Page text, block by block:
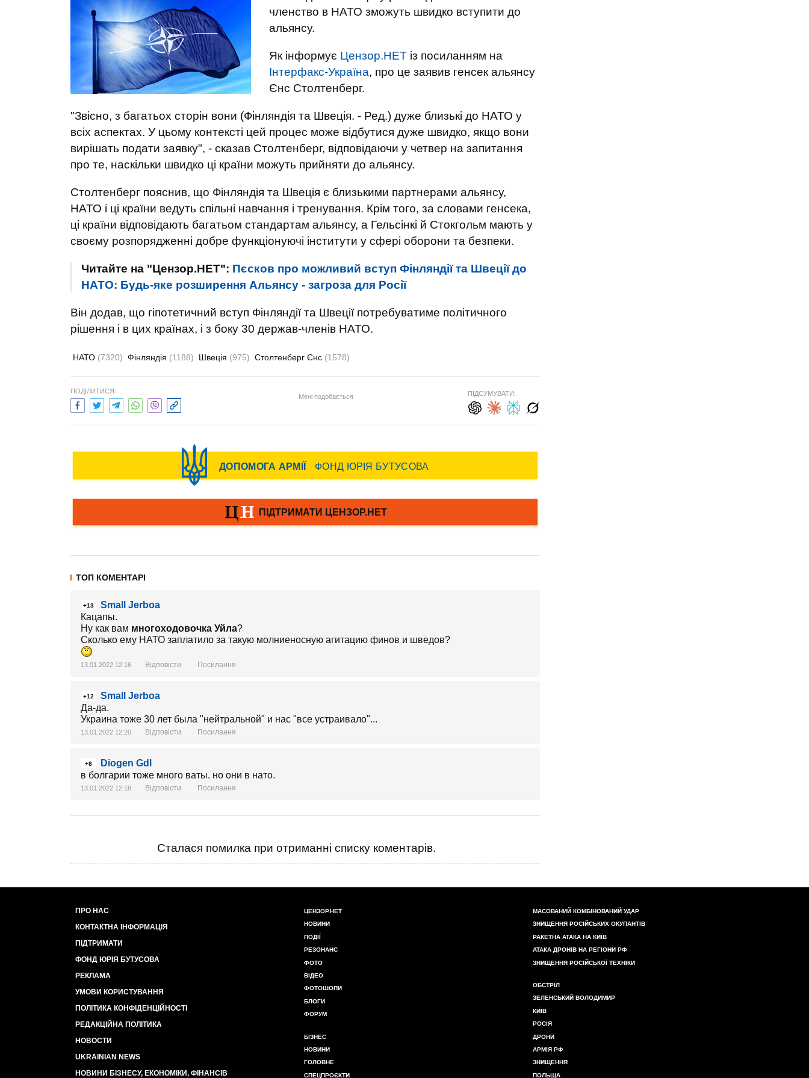
членство в НАТО зможуть швидко вступити до
альянсу.
Як інформує Цензор.НЕТ із посиланням на
Інтерфакс-Україна, про це заявив генсек альянсу
Єнс Столтенберг.
"Звісно, з багатьох сторін вони (Фінляндія та Швеція. - Ред.) дуже близькі до НАТО у
всіх аспектах. У цьому контексті цей процес може відбутися дуже швидко, якщо вони
вирішать подати заявку", - сказав Столтенберг, відповідаючи у четвер на запитання
про те, наскільки швидко ці країни можуть прийняти до альянсу.
Столтенберг пояснив, що Фінляндія та Швеція є близькими партнерами альянсу,
НАТО і ці країни ведуть спільні навчання і тренування. Крім того, за словами генсека,
ці країни відповідають багатьом стандартам альянсу, а Гельсінкі й Стокгольм мають у
своєму розпорядженні добре функціонуючі інститути у сфері оборони та безпеки.
Читайте на "Цензор.НЕТ": Пєсков про можливий вступ Фінляндії та Швеції до
НАТО: Будь-яке розширення Альянсу - загроза для Росії
Він додав, що гіпотетичний вступ Фінляндії та Швеції потребуватиме політичного
рішення і в цих країнах, і з боку 30 держав-членів НАТО.
НАТО (7320) Фінляндія (1188) Швеція (975) Столтенберг Єнс (1578)
ПОДІЛИТИСЯ:
Мені подобається ПІДСУМУВАТИ:
ТОП КОМЕНТАРІ
+13
Small Jerboa
Кацапы.
Ну как вам многоходовочка Уйла?
Сколько ему НАТО заплатило за такую молниеносную агитацию финов и шведов?
13.01.2022 12:16 Відповісти Посилання
+12
Small Jerboa
Да-да.
Украина тоже 30 лет была "нейтральной" и нас "все устраивало"...
13.01.2022 12:20 Відповісти Посилання
+8
Diogen Gdl
в болгарии тоже много ваты. но они в нато.
13.01.2022 12:18 Відповісти Посилання
Сталася помилка при отриманні списку коментарів.
ПРО НАС
КОНТАКТНА ІНФОРМАЦІЯ
ПІДТРИМАТИ
ФОНД ЮРІЯ БУТУСОВА
РЕКЛАМА
УМОВИ КОРИСТУВАННЯ
ПОЛІТИКА КОНФІДЕНЦІЙНОСТІ
РЕДАКЦІЙНА ПОЛІТИКА
НОВОСТИ
UKRAINIAN NEWS
НОВИНИ БІЗНЕСУ, ЕКОНОМІКИ, ФІНАНСІВ
ЦЕНЗОР.НЕТ
НОВИНИ
ПОДІЇ
РЕЗОНАНС
ФОТО
ВІДЕО
ФОТОШОПИ
БЛОГИ
ФОРУМ
БІЗНЕС
НОВИНИ
ГОЛОВНЕ
СПЕЦПРОЄКТИ
МАСОВАНИЙ КОМБІНОВАНИЙ УДАР
ЗНИЩЕННЯ РОСІЙСЬКИХ ОКУПАНТІВ
РАКЕТНА АТАКА НА КИЇВ
АТАКА ДРОНІВ НА РЕГІОНИ РФ
ЗНИЩЕННЯ РОСІЙСЬКОЇ ТЕХНІКИ
ОБСТРІЛ
ЗЕЛЕНСЬКИЙ ВОЛОДИМИР
КИЇВ
РОСІЯ
ДРОНИ
АРМІЯ РФ
ЗНИЩЕННЯ
ПОЛЬЩА